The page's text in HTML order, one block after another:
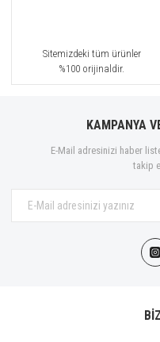
Sitemizdeki tüm ürünler
%100 orijinaldir.
KAMPANYA
E-Mail adresinizi haber
takip